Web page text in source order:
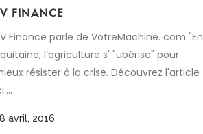
FINANCE
Finance parle de VotreMachine. com "En
l’agriculture s' "ubérise" pour
résister à la crise. Découvrez l'article
avril, 2016